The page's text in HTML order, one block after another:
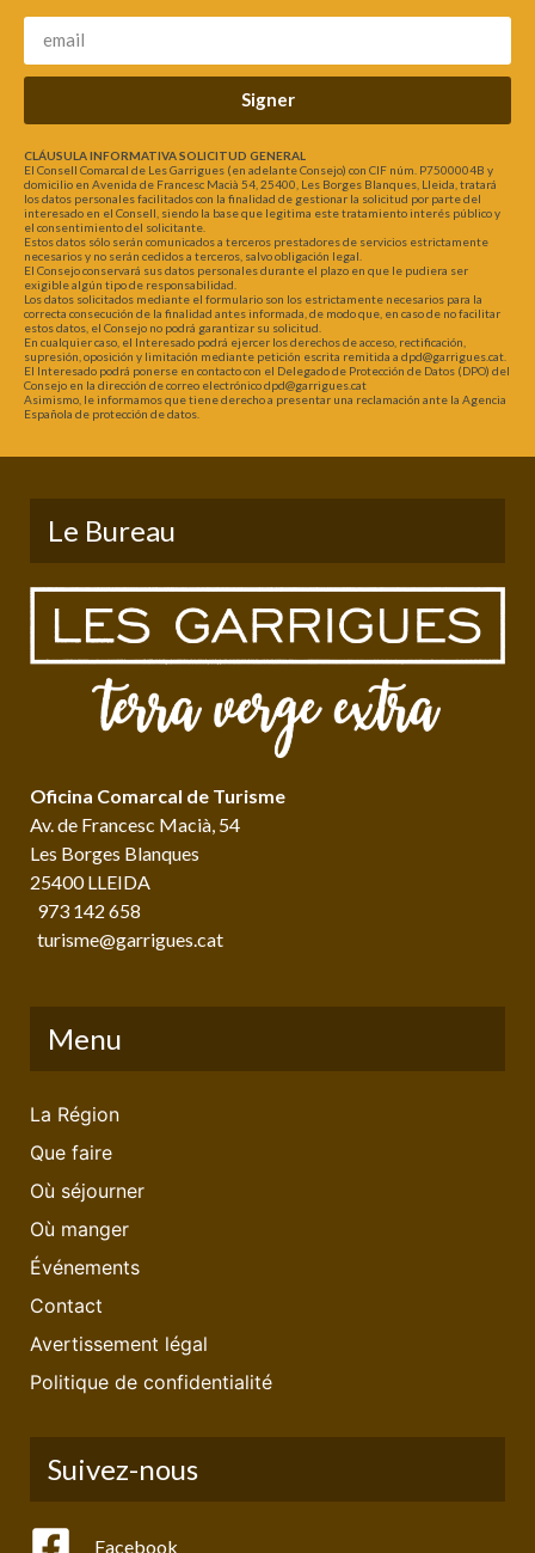
Signer
CLÁUSULA INFORMATIVA SOLICITUD GENERAL
El Consell Comarcal de Les Garrigues (en adelante Consejo) con CIF núm. P7500004B y
domicilio en Avenida de Francesc Macià 54, 25400, Les Borges Blanques, Lleida, tratará
los datos personales facilitados con la finalidad de gestionar la solicitud por parte del
interesado en el Consell, siendo la base que legitima este tratamiento interés público y
el consentimiento del solicitante.
Estos datos sólo serán comunicados a terceros prestadores de servicios estrictamente
necesarios y no serán cedidos a terceros, salvo obligación legal.
El Consejo conservará sus datos personales durante el plazo en que le pudiera ser
exigible algún tipo de responsabilidad.
Los datos solicitados mediante el formulario son los estrictamente necesarios para la
correcta consecución de la finalidad antes informada, de modo que, en caso de no facilitar
estos datos, el Consejo no podrá garantizar su solicitud.
En cualquier caso, el Interesado podrá ejercer los derechos de acceso, rectificación,
supresión, oposición y limitación mediante petición escrita remitida a dpd@garrigues.cat.
El Interesado podrá ponerse en contacto con el Delegado de Protección de Datos (DPO) del
Consejo en la dirección de correo electrónico dpd@garrigues.cat
Asimismo, le informamos que tiene derecho a presentar una reclamación ante la Agencia
Española de protección de datos.
Le Bureau
Oficina Comarcal de Turisme
Av. de Francesc Macià, 54
Les Borges Blanques
25400 LLEIDA
973 142 658
turisme@garrigues.cat
Menu
La Région
Que faire
Où séjourner
Où manger
Événements
Contact
Avertissement légal
Politique de confidentialité
Suivez-nous
Facebook